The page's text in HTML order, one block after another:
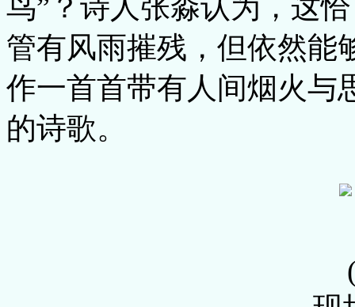
鸟”？诗人张淼认为，这
管有风雨摧残，但依然能
作一首首带有人间烟火与
的诗歌。